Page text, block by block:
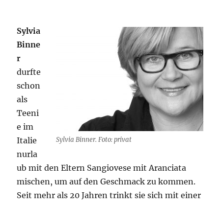
Sylvia Binner. Foto: privat
Sylvia
Binne
r
durfte
schon
als
Teeni
e im
Italie
nurla
ub mit den Eltern Sangiovese mit Aranciata
mischen, um auf den Geschmack zu kommen.
Seit mehr als 20 Jahren trinkt sie sich mit einer